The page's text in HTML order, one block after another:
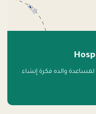
والده فكرة إنشاء